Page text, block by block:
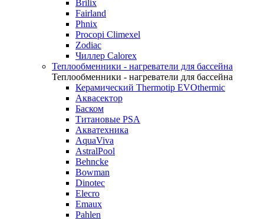
Brilix
Fairland
Phnix
Procopi Climexel
Zodiac
Чиллер Calorex
Теплообменники - нагреватели для бассейна
Теплообменники - нагреватели для бассейна
Керамический Thermotip EVOthermic
Аквасектор
Баском
Титановые PSA
Акватехника
AquaViva
AstralPool
Behncke
Bowman
Dinotec
Elecro
Emaux
Pahlen